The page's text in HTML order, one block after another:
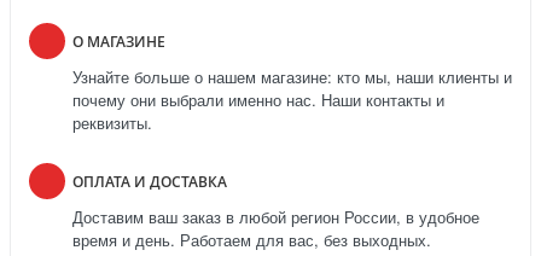
О МАГАЗИНЕ
Узнайте больше о нашем магазине: кто мы, наши клиенты и
почему они выбрали именно нас. Наши контакты и
реквизиты.
ОПЛАТА И ДОСТАВКА
Доставим ваш заказ в любой регион России, в удобное
время и день. Работаем для вас, без выходных.